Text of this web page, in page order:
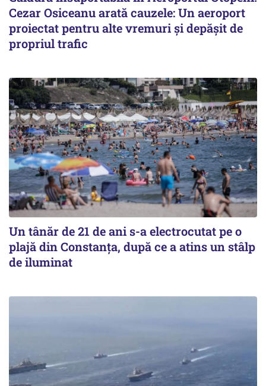
Cezar Osiceanu arată cauzele: Un aeroport
proiectat pentru alte vremuri și depășit de
propriul trafic
Un tânăr de 21 de ani s-a electrocutat pe o
plajă din Constanța, după ce a atins un stâlp
de iluminat